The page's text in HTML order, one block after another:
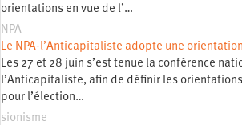
orientations en vue de l’…
NPA
Le NPA-l’Anticapitaliste adopte une
Les 27 et 28 juin s’est tenue la conférence
l’Anticapitaliste, afin de définir les
pour l’élection…
sionisme